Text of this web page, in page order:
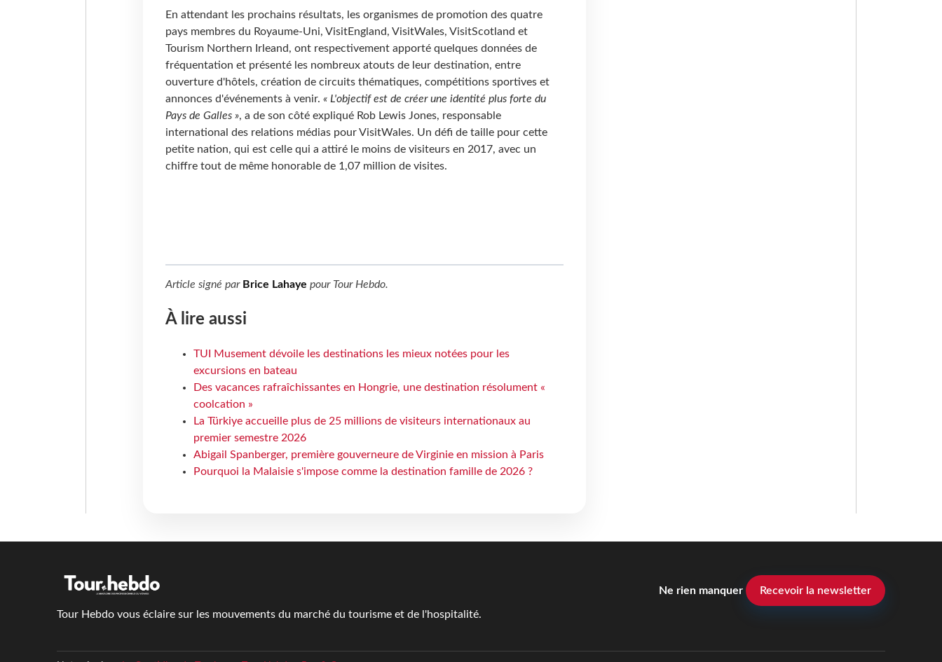
En attendant les prochains résultats, les organismes de promotion des quatre
pays membres du Royaume-Uni, VisitEngland, VisitWales, VisitScotland et
Tourism Northern Irleand, ont respectivement apporté quelques données de
fréquentation et présenté les nombreux atouts de leur destination, entre
ouverture d'hôtels, création de circuits thématiques, compétitions sportives et
annonces d'événements à venir. « L'objectif est de créer une identité plus forte du
Pays de Galles », a de son côté expliqué Rob Lewis Jones, responsable
international des relations médias pour VisitWales. Un défi de taille pour cette
petite nation, qui est celle qui a attiré le moins de visiteurs en 2017, avec un
chiffre tout de même honorable de 1,07 million de visites.
Article signé par Brice Lahaye pour Tour Hebdo.
À lire aussi
TUI Musement dévoile les destinations les mieux notées pour les
excursions en bateau
Des vacances rafraîchissantes en Hongrie, une destination résolument «
coolcation »
La Türkiye accueille plus de 25 millions de visiteurs internationaux au
premier semestre 2026
Abigail Spanberger, première gouverneure de Virginie en mission à Paris
Pourquoi la Malaisie s'impose comme la destination famille de 2026 ?
Tour Hebdo vous éclaire sur les mouvements du marché du tourisme et de l'hospitalité.
Ne rien manquer Recevoir la newsletter